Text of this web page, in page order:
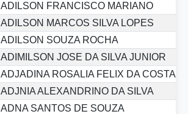
ADILSON FRANCISCO MARIANO
ADILSON MARCOS SILVA LOPES
ADILSON SOUZA ROCHA
ADIMILSON JOSE DA SILVA JUNIOR
ADJADINA ROSALIA FELIX DA COSTA
ADJNIA ALEXANDRINO DA SILVA
ADNA SANTOS DE SOUZA